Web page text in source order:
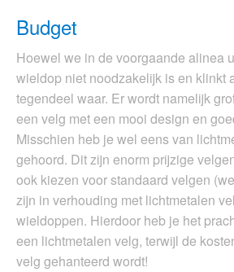
Budget
Hoewel we in de voorgaande alinea
wieldop niet noodzakelijk is en klinkt
tegendeel waar. Er wordt namelijk
een velg met een mooi design en
Misschien heb je wel eens van
gehoord. Dit zijn enorm prijzige
ook kiezen voor standaard velgen
zijn in verhouding met lichtmetalen
wieldoppen. Hierdoor heb je het
een lichtmetalen velg, terwijl de
velg gehanteerd wordt!